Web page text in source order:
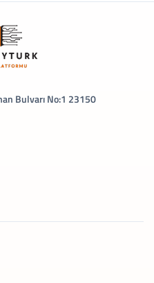
Bulvarı No:1 23150